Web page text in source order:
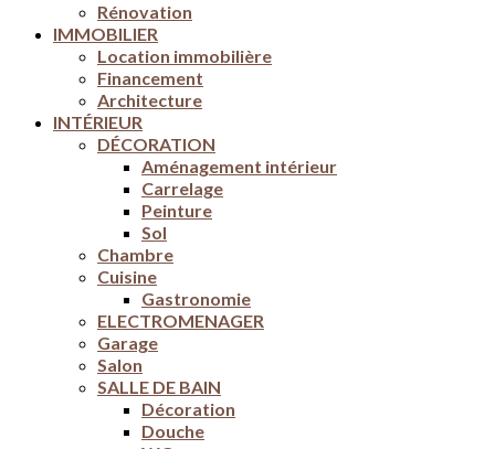
Rénovation
IMMOBILIER
Location immobilière
Financement
Architecture
INTÉRIEUR
DÉCORATION
Aménagement intérieur
Carrelage
Peinture
Sol
Chambre
Cuisine
Gastronomie
ELECTROMENAGER
Garage
Salon
SALLE DE BAIN
Décoration
Douche